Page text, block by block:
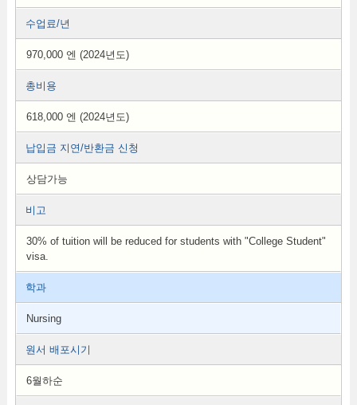
수업료/년
970,000 엔 (2024년도)
총비용
618,000 엔 (2024년도)
납입금 지연/반환금 신청
상담가능
비고
30% of tuition will be reduced for students with "College Student"
visa.
학과
Nursing
원서 배포시기
6월하순